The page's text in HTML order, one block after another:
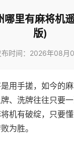
哪里有麻将机
版)
布时间：2026年08月
用手搓，如今的
、洗牌往往只要
机有破绽，只要
为胜。